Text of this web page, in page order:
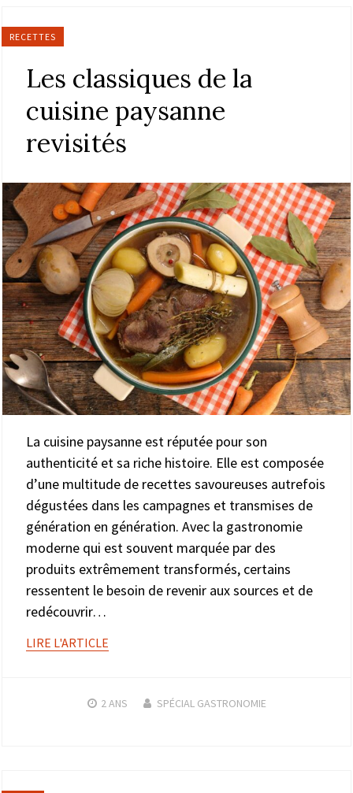
RECETTES
Les classiques de la
cuisine paysanne
revisités
La cuisine paysanne est réputée pour son
authenticité et sa riche histoire. Elle est composée
d’une multitude de recettes savoureuses autrefois
dégustées dans les campagnes et transmises de
génération en génération. Avec la gastronomie
moderne qui est souvent marquée par des
produits extrêmement transformés, certains
ressentent le besoin de revenir aux sources et de
redécouvrir…
LIRE L'ARTICLE
2 ANS SPÉCIAL GASTRONOMIE